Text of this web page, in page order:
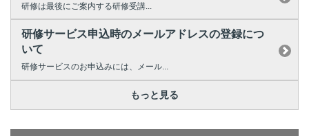
研修は最後にご案内する研修受講...
研修サービス申込時のメールアドレスの登録につ
いて
研修サービスのお申込みには、メール...
もっと見る